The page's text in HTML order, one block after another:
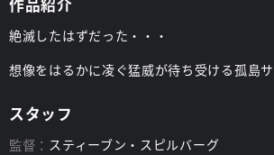
絶滅したはずだった・・・
想像をはるかに凌ぐ猛威が待ち受ける孤島
スタッフ
監督： スティーブン・スピルバーグ